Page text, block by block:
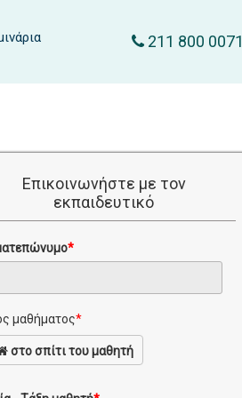
211 800 0071
Επικοινωνήστε με τον
εκπαιδευτικό
*
μαθήματος*
στο σπίτι του μαθητή